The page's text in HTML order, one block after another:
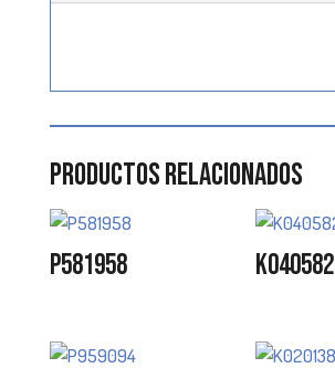
Productos relacionados
P581958 K040582